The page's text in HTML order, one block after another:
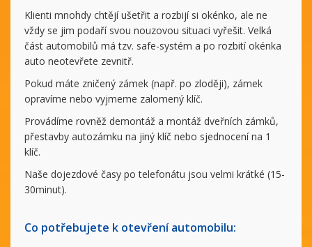
Klienti mnohdy chtějí ušetřit a rozbijí si okénko, ale ne
vždy se jim podaří svou nouzovou situaci vyřešit. Velká
část automobilů má tzv. safe-systém a po rozbití okénka
auto neotevřete zevnitř.
Pokud máte zničený zámek (např. po zloději), zámek
opravíme nebo vyjmeme zalomený klíč.
Provádíme rovněž demontáž a montáž dveřních zámků,
přestavby autozámku na jiný klíč nebo sjednocení na 1
klíč.
Naše dojezdové časy po telefonátu jsou velmi krátké (15-
30minut).
Co potřebujete k otevření automobilu: